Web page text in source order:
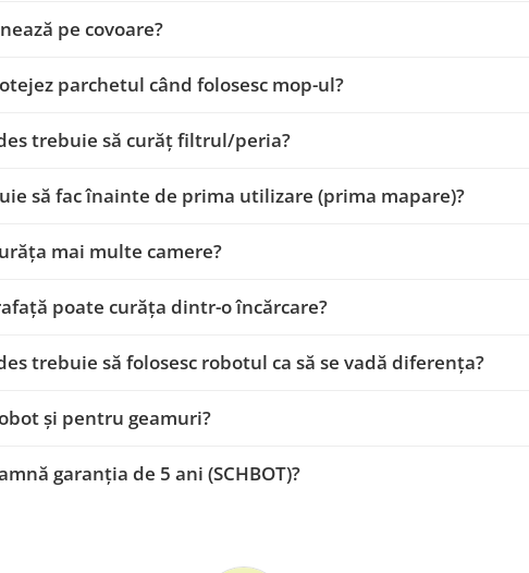
pe covoare?
parchetul când folosesc mop-ul?
trebuie să curăț filtrul/peria?
să fac înainte de prima utilizare (prima mapare)?
mai multe camere?
poate curăța dintr-o încărcare?
trebuie să folosesc robotul ca să se vadă diferența?
și pentru geamuri?
garanția de 5 ani (SCHBOT)?